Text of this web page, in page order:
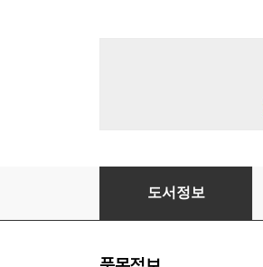
아무것도 하지 않는 즐거움
도서정보